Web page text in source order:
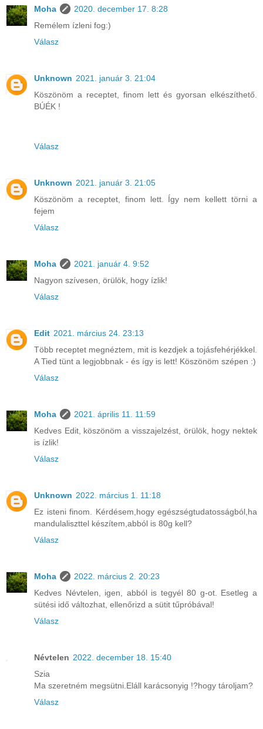
Moha
2020. december 17. 8:28
Remélem ízleni fog:)
Válasz
Unknown 2021. január 3. 21:04
Köszönöm a receptet, finom lett és gyorsan elkészíthető.
BÚÉK !
Válasz
Unknown 2021. január 3. 21:05
Köszönöm a receptet, finom lett. Így nem kellett törni a
fejem
Válasz
Moha
2021. január 4. 9:52
Nagyon szívesen, örülök, hogy ízlik!
Válasz
Edit 2021. március 24. 23:13
Több receptet megnéztem, mit is kezdjek a tojásfehérjékkel.
A Tied tünt a legjobbnak - és így is lett! Köszönöm szépen :)
Válasz
Moha
2021. április 11. 11:59
Kedves Edit, köszönöm a visszajelzést, örülök, hogy nektek
is ízlik!
Válasz
Unknown 2022. március 1. 11:18
Ez isteni finom. Kérdésem,hogy egészségtudatosságból,ha
mandulaliszttel készítem,abból is 80g kell?
Válasz
Moha
2022. március 2. 20:23
Kedves Névtelen, igen, abból is tegyél 80 g-ot. Esetleg a
sütési idő változhat, ellenőrizd a sütit tűpróbával!
Válasz
Névtelen 2022. december 18. 15:40
Szia
Ma szeretném megsütni.Eláll karácsonyig !?hogy tároljam?
Válasz